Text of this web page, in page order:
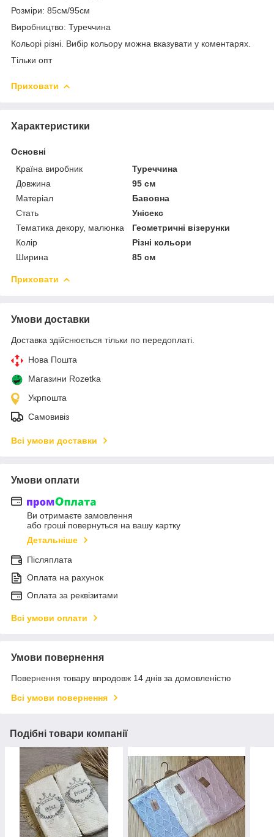
Розміри: 85см/95см
Виробництво: Туреччина
Кольорі різні. Вибір кольору можна вказувати у коментарях.
Тільки опт
Приховати
Характеристики
Основні
Країна виробник
Туреччина
Довжина
95 см
Матеріал
Бавовна
Стать
Унісекс
Тематика декору, малюнка
Геометричні візерунки
Колір
Різні кольори
Ширина
85 см
Приховати
Умови доставки
Доставка здійснюється тільки по передоплаті.
Нова Пошта
Магазини Rozetka
Укрпошта
Самовивіз
Всі умови доставки
Умови оплати
Ви отримаєте замовлення
або гроші повернуться на вашу картку
Детальніше
Післяплата
Оплата на рахунок
Оплата за реквізитами
Всі умови оплати
Умови повернення
Повернення товару впродовж 14 днів за домовленістю
Всі умови повернення
Подібні товари компанії